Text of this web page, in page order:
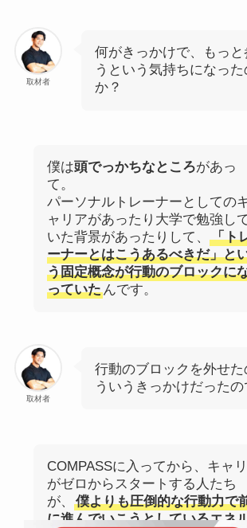
取材者
何がきっかけで、もっと
うという気持ちになった
か？
僕は頭でっかちなところがあっ
て。
パーソナルトレーナーとしての
ャリアがあったり大学で勉強し
いた背景があったりして、
「ト
ーナーとはこうあるべきだ」と
う固定概念が行動のブロックに
っていたんです。
取材者
行動のブロックを外せ
ういうきっかけだったの
COMPASSに入ってから、キャ
がゼロからスタートする人たち
が、
僕よりも圧倒的な行動力で
に進んでいこうとしているエネ